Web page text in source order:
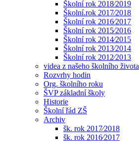
Školní rok 2018⁄2019
Školní.rok 2017⁄2018
Školní rok 2016⁄2017
Školní rok 2015⁄2016
Školní rok 2014⁄2015
Školní rok 2013⁄2014
Školní rok 2012⁄2013
videa z našeho školního života
Rozvrhy hodin
Org. školního roku
ŠVP základní školy
Historie
Školní řád ZŠ
Archiv
šk. rok 2017⁄2018
šk. rok 2016⁄2017